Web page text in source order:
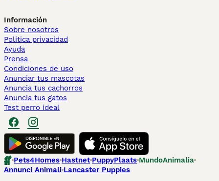
Información
Sobre nosotros
Politica privacidad
Ayuda
Prensa
Condiciones de uso
Anunciar tus mascotas
Anuncia tus cachorros
Anuncia tus gatos
Test perro ideal
Pets4Homes Hastnet PuppyPlaats MundoAnimalia
Annunci Animali Lancaster Puppies